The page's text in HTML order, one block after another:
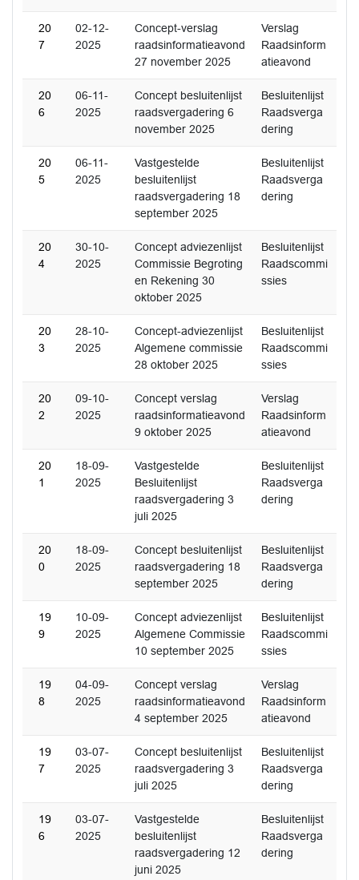
20
7
02-12-
2025
Concept-verslag
raadsinformatieavond
27 november 2025
Verslag
Raadsinform
atieavond
20
6
06-11-
2025
Concept besluitenlijst
raadsvergadering 6
november 2025
Besluitenlijst
Raadsverga
dering
20
5
06-11-
2025
Vastgestelde
besluitenlijst
raadsvergadering 18
september 2025
Besluitenlijst
Raadsverga
dering
20
4
30-10-
2025
Concept adviezenlijst
Commissie Begroting
en Rekening 30
oktober 2025
Besluitenlijst
Raadscommi
ssies
20
3
28-10-
2025
Concept-adviezenlijst
Algemene commissie
28 oktober 2025
Besluitenlijst
Raadscommi
ssies
20
2
09-10-
2025
Concept verslag
raadsinformatieavond
9 oktober 2025
Verslag
Raadsinform
atieavond
20
1
18-09-
2025
Vastgestelde
Besluitenlijst
raadsvergadering 3
juli 2025
Besluitenlijst
Raadsverga
dering
20
0
18-09-
2025
Concept besluitenlijst
raadsvergadering 18
september 2025
Besluitenlijst
Raadsverga
dering
19
9
10-09-
2025
Concept adviezenlijst
Algemene Commissie
10 september 2025
Besluitenlijst
Raadscommi
ssies
19
8
04-09-
2025
Concept verslag
raadsinformatieavond
4 september 2025
Verslag
Raadsinform
atieavond
19
7
03-07-
2025
Concept besluitenlijst
raadsvergadering 3
juli 2025
Besluitenlijst
Raadsverga
dering
19
6
03-07-
2025
Vastgestelde
besluitenlijst
raadsvergadering 12
juni 2025
Besluitenlijst
Raadsverga
dering